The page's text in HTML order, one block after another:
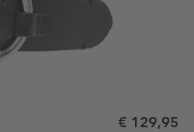
€ 129,95